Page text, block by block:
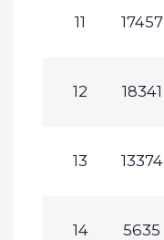
11 17457
12 18341
13 13374
14 5635